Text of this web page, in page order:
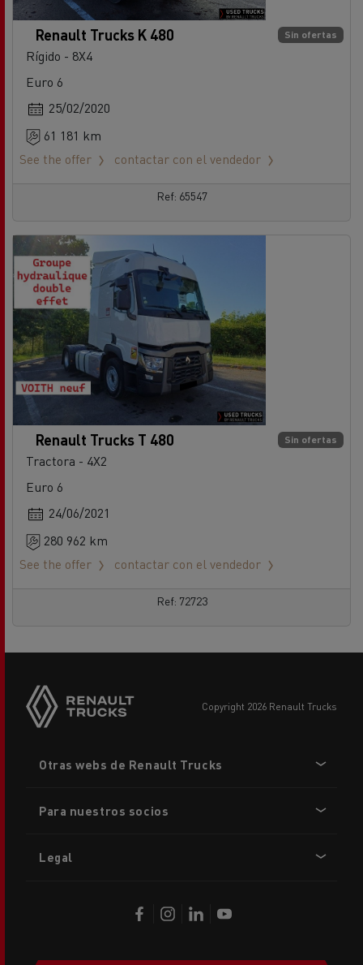
Sin ofertas
Renault Trucks K 480
Rígido - 8X4
Euro 6
25/02/2020
61 181 km
See the offer
contactar con el vendedor
Ref: 65547
Sin ofertas
Renault Trucks T 480
Tractora - 4X2
Euro 6
24/06/2021
280 962 km
See the offer
contactar con el vendedor
Ref: 72723
copyright 2026 Renault Trucks
menu
Otras webs de Renault Trucks
Para nuestros socios
Legal